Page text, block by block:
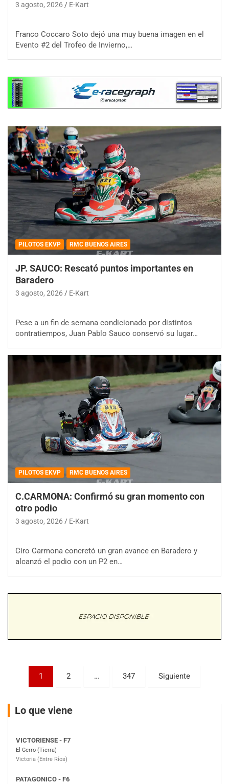
3 agosto, 2026 E-Kart
Franco Coccaro Soto dejó una muy buena imagen en el
Evento #2 del Trofeo de Invierno,…
PILOTOS EKVP RMC BUENOS AIRES
JP. SAUCO: Rescató puntos importantes en
Baradero
3 agosto, 2026 E-Kart
Pese a un fin de semana condicionado por distintos
contratiempos, Juan Pablo Sauco conservó su lugar…
PILOTOS EKVP RMC BUENOS AIRES
C.CARMONA: Confirmó su gran momento con
otro podio
3 agosto, 2026 E-Kart
Ciro Carmona concretó un gran avance en Baradero y
alcanzó el podio con un P2 en…
Paginación
entradas
1 2 … 347 Siguiente
Lo que viene
COBERTURA ESPECIAL DE E-KART.COM.AR
08/09-AGO
IAME SERIES ARGENTINA 6
Baradero (Buenos Aires)
Villaguay (Entre Ríos)
Victoria (Entre Ríos)
Moto Club Reginense (Tierra)
Gral. E. Godoy (Río Negro)
Juventud Unida (Tierra)